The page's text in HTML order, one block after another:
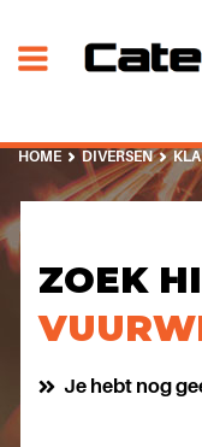
HOME DIVERSEN
ZOEK
Je hebt nog